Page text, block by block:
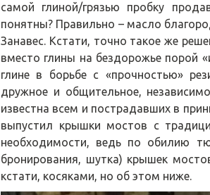
самой глиной/грязью пробку
понятны? Правильно – масло
Занавес. Кстати, точно такое же
вместо глины на бездорожье порой
глине в борьбе с «прочностью»
дружное и общительное,
известна всем и пострадавших в
выпустил крышки мостов с
необходимости, ведь по обилию
бронирования, шутка) крышек
кстати, косяками, но об этом ниже.